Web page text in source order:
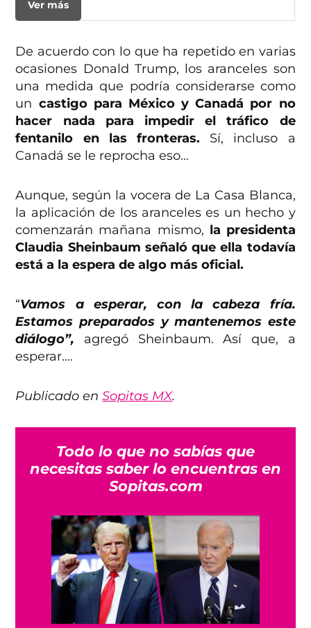
Ver más
De acuerdo con lo que ha repetido en varias
ocasiones Donald Trump, los aranceles son
una medida que podría considerarse como
un castigo para México y Canadá por no
hacer nada para impedir el tráfico de
fentanilo en las fronteras. Sí, incluso a
Canadá se le reprocha eso…
Aunque, según la vocera de La Casa Blanca,
la aplicación de los aranceles es un hecho y
comenzarán mañana mismo, la presidenta
Claudia Sheinbaum señaló que ella todavía
está a la espera de algo más oficial.
“Vamos a esperar, con la cabeza fría.
Estamos preparados y mantenemos este
diálogo”, agregó Sheinbaum. Así que, a
esperar….
Publicado enSopitas MX.
Todo lo que no sabías que
necesitas saber lo encuentras en
Sopitas.com